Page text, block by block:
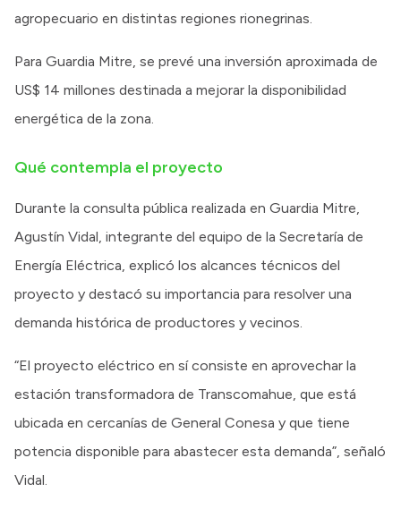
agropecuario en distintas regiones rionegrinas.
Para Guardia Mitre, se prevé una inversión aproximada de
US$ 14 millones destinada a mejorar la disponibilidad
energética de la zona.
Qué contempla el proyecto
Durante la consulta pública realizada en Guardia Mitre,
Agustín Vidal, integrante del equipo de la Secretaría de
Energía Eléctrica, explicó los alcances técnicos del
proyecto y destacó su importancia para resolver una
demanda histórica de productores y vecinos.
“El proyecto eléctrico en sí consiste en aprovechar la
estación transformadora de Transcomahue, que está
ubicada en cercanías de General Conesa y que tiene
potencia disponible para abastecer esta demanda”, señaló
Vidal.